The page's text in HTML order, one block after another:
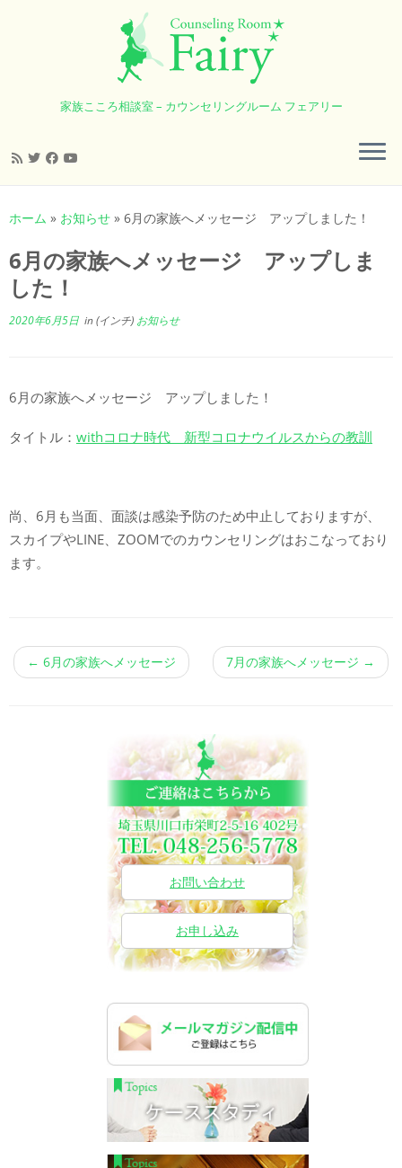
ン
ン
ス
家族こころ相談室 – カウンセリングルーム フェアリー
ホーム » お知らせ » 6月の家族へメッセージ アップしました！
6月の家族へメッセージ アップしま
した！
2020年6月5日 in (インチ) お知らせ
6月の家族へメッセージ アップしました！
タイトル： withコロナ時代 新型コロナウイルスからの教訓
尚、6月も当面、面談は感染予防のため中止しておりますが、
スカイプやLINE、ZOOMでのカウンセリングはおこなっており
ます。
← 6月の家族へメッセージ 7月の家族へメッセージ →
お問い合わせ
お申し込み